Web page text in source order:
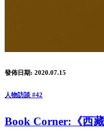
發佈日期: 2020.07.15
人物訪談 #42
Book Corner:《西